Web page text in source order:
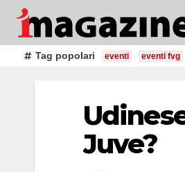
Salta
contenutoTag popolari eventi eventi fvg
Juve?